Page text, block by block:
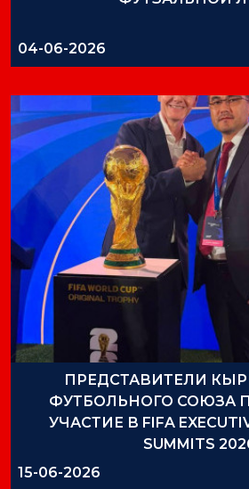
04-06-2026
ПРЕДСТАВИТЕЛИ
ФУТБОЛЬНОГО СОЮЗА
УЧАСТИЕ В FIFA
SUMMITS
15-06-2026